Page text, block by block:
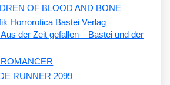
OF BLOOD AND BONE
der Zeit gefallen – Bastei und der
RUNNER 2099